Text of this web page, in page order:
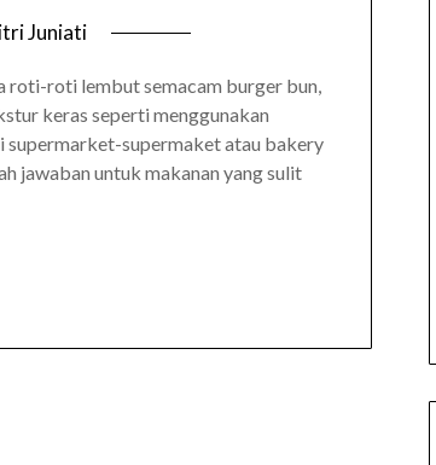
Juniati
roti-roti lembut semacam burger bun,
keras seperti menggunakan
supermarket-supermaket atau bakery
jawaban untuk makanan yang sulit